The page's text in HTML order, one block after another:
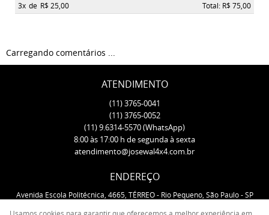
3x de R$ 25,00 Total: R$ 75,00
Carregando comentários ...
ATENDIMENTO
(11)3765-0041
(11)3765-0052
(11)9.6314-5570(WhatsApp)
8:00 às 17:00 h de segunda à sexta
atendimento@josewal4x4.com.br
ENDEREÇO
Avenida Escola Politécnica, 4665, TÉRREO- Rio Pequeno, São Paulo-SP